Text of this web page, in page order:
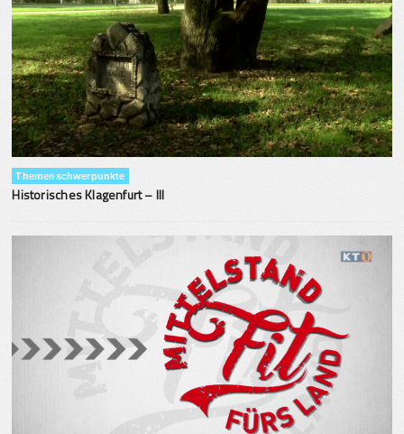
Themenschwerpunkte
Historisches Klagenfurt – III